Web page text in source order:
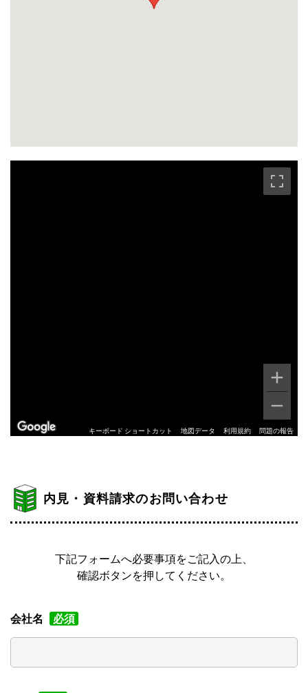
キーボード ショートカット 地図データ 利用規約 問題の報告
内見・資料請求のお問い合わせ
下記フォームへ必要事項をご記入の上、
確認ボタンを押してください。
会社名 必須